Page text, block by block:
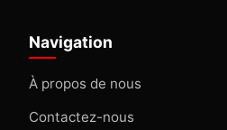
Navigation
À propos de nous
Contactez-nous